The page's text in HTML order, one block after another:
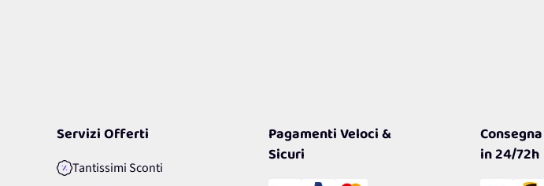
Servizi Offerti
Tantissimi Sconti
Pagamenti Veloci &
Sicuri in 24/72h